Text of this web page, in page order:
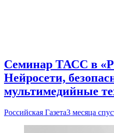
Семинар ТАСС в
Нейросети,
мультимедийные
Российская Газета3 месяца